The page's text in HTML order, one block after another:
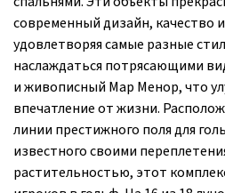
современный дизайн, качество
удовлетворяя самые разные
наслаждаться потрясающими
и живописный Мар Менор, что
впечатление от жизни.
линии престижного поля для
известного своими
растительностью, этот